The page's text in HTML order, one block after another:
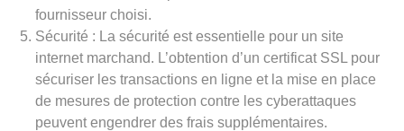
fournisseur choisi.
Sécurité : La sécurité est essentielle pour un site
internet marchand. L’obtention d’un certificat SSL pour
sécuriser les transactions en ligne et la mise en place
de mesures de protection contre les cyberattaques
peuvent engendrer des frais supplémentaires.